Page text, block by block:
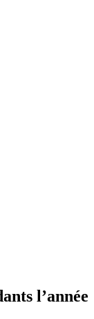
l’année